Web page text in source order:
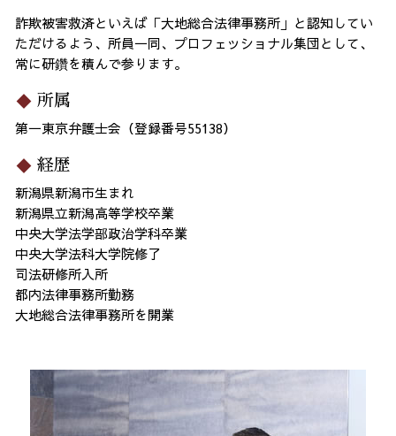
詐欺被害救済といえば「大地総合法律事務所」と認知してい
ただけるよう、所員一同、プロフェッショナル集団として、
常に研鑽を積んで参ります。
所属
第一東京弁護士会（登録番号55138）
経歴
新潟県新潟市生まれ
新潟県立新潟高等学校卒業
中央大学法学部政治学科卒業
中央大学法科大学院修了
司法研修所入所
都内法律事務所勤務
大地総合法律事務所を開業